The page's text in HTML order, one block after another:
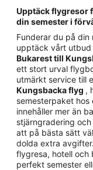
Upptäck flygresor
din semester i
Funderar du på din
upptäck vårt
Bukarest till
ett stort urval
utmärkt service till
Kungsbacka flyg ,
semesterpaket hos
innehåller mer än
stjärngradering
att på bästa sätt
dolda extra
flygresa, hotell och
perfekt semester